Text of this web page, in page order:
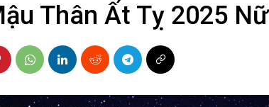
Thân Ất Tỵ 2025